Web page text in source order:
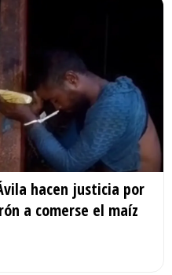
hacen justicia por
a comerse el maíz